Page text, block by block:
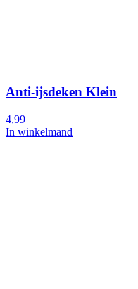
Anti-ijsdeken Klein
4,99
In winkelmand